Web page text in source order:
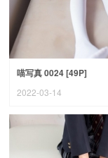
喵写真 0024 [49P]
2022-03-14